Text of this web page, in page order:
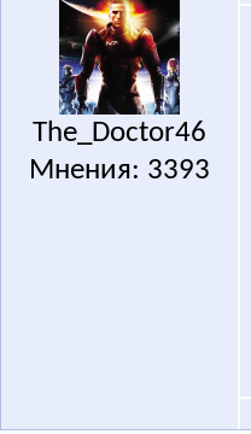
The_Doctor46
Мнения: 3393